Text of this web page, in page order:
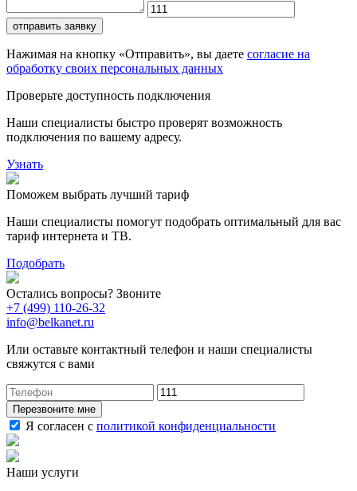
отправить заявку
Нажимая на кнопку «Отправить», вы даете согласие на
обработку своих персональных данных
Проверьте доступность подключения
Наши специалисты быстро проверят возможность
подключения по вашему адресу.
Узнать
Поможем выбрать лучший тариф
Наши специалисты помогут подобрать оптимальный для вас
тариф интернета и ТВ.
Подобрать
Остались вопросы? Звоните
+7 (499) 110-26-32
info@belkanet.ru
Или оставьте контактный телефон и наши специалисты
свяжутся с вами
Перезвоните мне
Я согласен с политикой конфиденциальности
Наши услуги